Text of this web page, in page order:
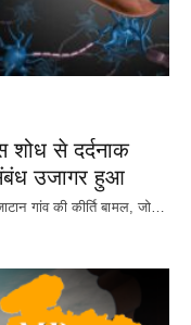
शोध से दर्दनाक
उजागर हुआ
गांव की कीर्ति बामल, जो…